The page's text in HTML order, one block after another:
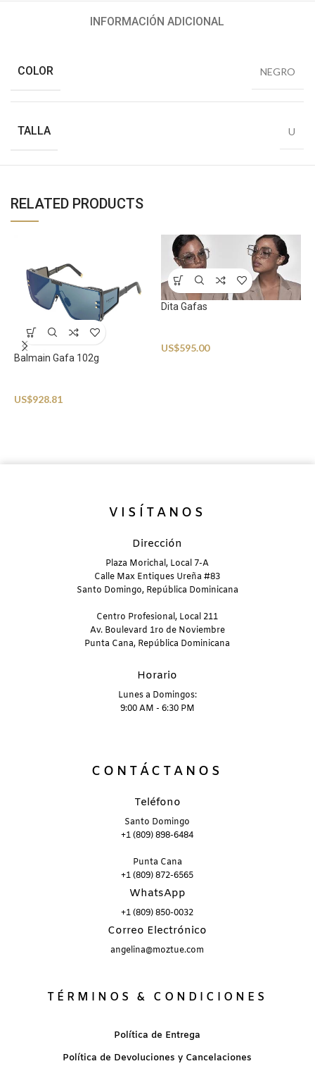
INFORMACIÓN ADICIONAL
COLOR NEGRO
TALLA U
RELATED PRODUCTS
Balmain Gafa 102g
US$928.81
Dita Gafas
US$595.00
VISÍTANOS
Dirección
Plaza Morichal, Local 7-A
Calle Max Entiques Ureña #83
Santo Domingo, República Dominicana
Centro Profesional, Local 211
Av. Boulevard 1ro de Noviembre
Punta Cana, República Dominicana
Horario
Lunes a Domingos:
9:00 AM - 6:30 PM
CONTÁCTANOS
Teléfono
Santo Domingo
+1 (809) 898-6484
Punta Cana
+1 (809) 872-6565
WhatsApp
+1 (809) 850-0032
Correo Electrónico
angelina@moztue.com
TÉRMINOS & CONDICIONES
Política de Entrega
Política de Devoluciones y Cancelaciones